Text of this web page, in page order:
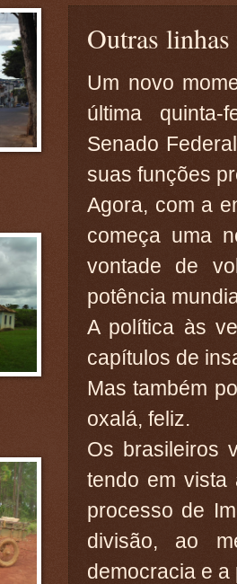
Outras
Um novo
última
Senado
suas funções
Agora, com a
começa uma
vontade de
potência
A política às
capítulos de
Mas também
oxalá, feliz.
Os brasileiros
tendo em vista
processo de
divisão, ao
democracia e